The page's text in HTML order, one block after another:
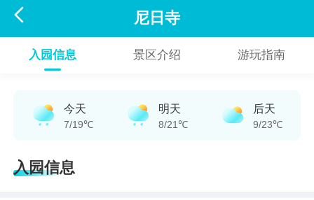
 尼日寺
入园信息 景区介绍 游玩指南
今天
7/19℃
明天
8/21℃
后天
9/23℃
入园信息